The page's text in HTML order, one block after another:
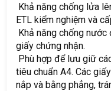
Khả năng chống lửa
ETL kiểm nghiệm và
Khả năng chống
giấy chứng nhận.
Phù hợp để lưu giữ
tiêu chuẩn A4. Các
nắp và bằng phẳng,